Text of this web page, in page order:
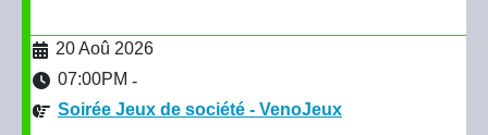
20 Aoû 2026
07:00PM -
Soirée Jeux de société - VenoJeux